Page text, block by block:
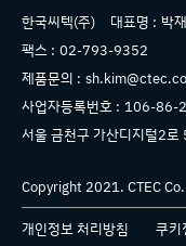
상호명
한국씨텍(주) 대표명 : 박
팩스 : 02-793-9352
제품문의 :
사업자등록번호 : 106-86-
주소
서울 금천구 가산디지털2
Copyright 2021. CTEC
개인정보 처리방침 쿠키